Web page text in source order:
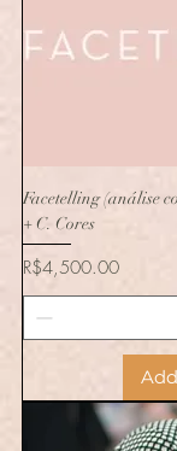
Facetelling (análise
+ C. Cores
Price
R$4,500.00